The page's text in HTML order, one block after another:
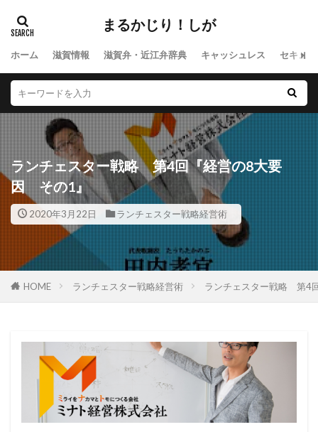
まるかじり！しが
ホーム 滋賀情報 滋賀弁・近江弁辞典 キャッシュレス セキュ
ランチェスター戦略 第4回『経営の8大要
因 その1』
2020年3月22日 ランチェスター戦略経営術
HOME ランチェスター戦略経営術 ランチェスター戦略 第4